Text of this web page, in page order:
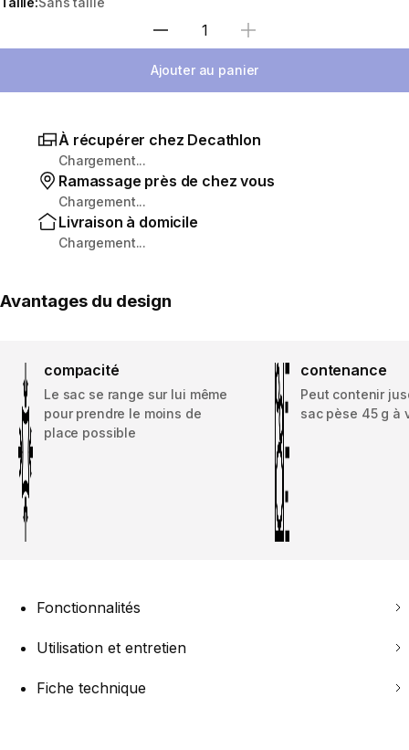
Sélectionnez la quantité
Ajouter au panier
À récupérer chez Decathlon
Chargement...
Ramassage près de chez vous
Chargement...
Livraison à domicile
Chargement...
Avantages du design
compacité
Le sac se range sur lui même
pour prendre le moins de
place possible
contenance
Peut contenir
sac pèse 45 g à
Fonctionnalités
Utilisation et entretien
Fiche technique